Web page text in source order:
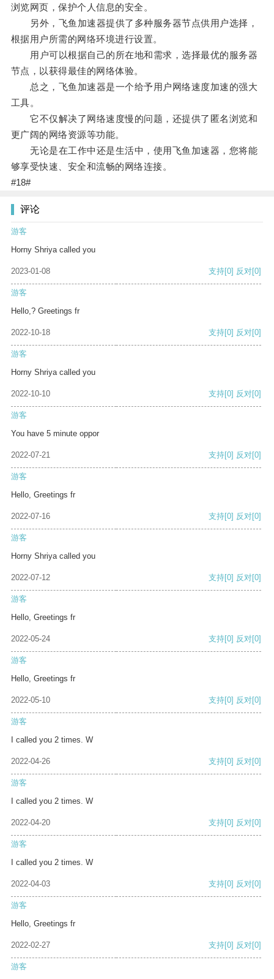
浏览网页，保护个人信息的安全。
另外，飞鱼加速器提供了多种服务器节点供用户选择，
根据用户所需的网络环境进行设置。
用户可以根据自己的所在地和需求，选择最优的服务器
节点，以获得最佳的网络体验。
总之，飞鱼加速器是一个给予用户网络速度加速的强大
工具。
它不仅解决了网络速度慢的问题，还提供了匿名浏览和
更广阔的网络资源等功能。
无论是在工作中还是生活中，使用飞鱼加速器，您将能
够享受快速、安全和流畅的网络连接。
#18#
评论
游客
Horny Shriya called you
2023-01-08 支持[0] 反对[0]
游客
Hello,? Greetings fr
2022-10-18 支持[0] 反对[0]
游客
Horny Shriya called you
2022-10-10 支持[0] 反对[0]
游客
You have 5 minute oppor
2022-07-21 支持[0] 反对[0]
游客
Hello, Greetings fr
2022-07-16 支持[0] 反对[0]
游客
Horny Shriya called you
2022-07-12 支持[0] 反对[0]
游客
Hello, Greetings fr
2022-05-24 支持[0] 反对[0]
游客
Hello, Greetings fr
2022-05-10 支持[0] 反对[0]
游客
I called you 2 times. W
2022-04-26 支持[0] 反对[0]
游客
I called you 2 times. W
2022-04-20 支持[0] 反对[0]
游客
I called you 2 times. W
2022-04-03 支持[0] 反对[0]
游客
Hello, Greetings fr
2022-02-27 支持[0] 反对[0]
游客